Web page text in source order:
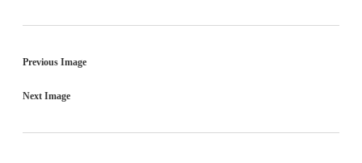
Previous Image
Next Image